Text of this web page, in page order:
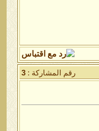
رقم المشاركة :3